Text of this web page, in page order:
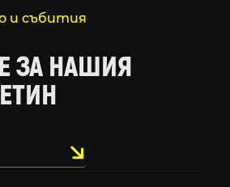
и събития
ЗА НАШИЯ